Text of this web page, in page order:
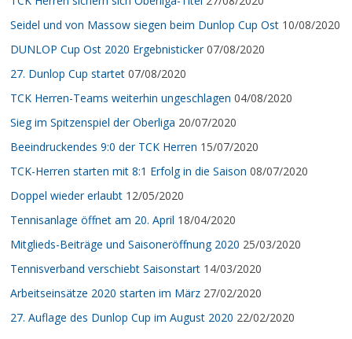
Seidel und von Massow siegen beim Dunlop Cup Ost 10/08/2020
DUNLOP Cup Ost 2020 Ergebnisticker 07/08/2020
27. Dunlop Cup startet 07/08/2020
TCK Herren-Teams weiterhin ungeschlagen 04/08/2020
Sieg im Spitzenspiel der Oberliga 20/07/2020
Beeindruckendes 9:0 der TCK Herren 15/07/2020
TCK-Herren starten mit 8:1 Erfolg in die Saison 08/07/2020
Doppel wieder erlaubt 12/05/2020
Tennisanlage öffnet am 20. April 18/04/2020
Mitglieds-Beiträge und Saisoneröffnung 2020 25/03/2020
Tennisverband verschiebt Saisonstart 14/03/2020
Arbeitseinsätze 2020 starten im März 27/02/2020
27. Auflage des Dunlop Cup im August 2020 22/02/2020